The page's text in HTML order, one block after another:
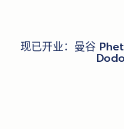
现已开业：曼谷